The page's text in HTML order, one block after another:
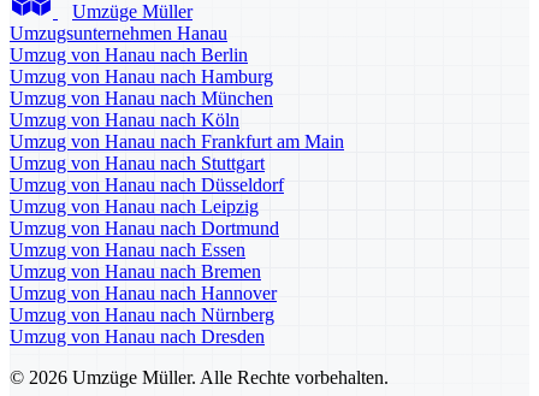
Umzüge Müller
Umzugsunternehmen Hanau
Umzug von Hanau nach Berlin
Umzug von Hanau nach Hamburg
Umzug von Hanau nach München
Umzug von Hanau nach Köln
Umzug von Hanau nach Frankfurt am Main
Umzug von Hanau nach Stuttgart
Umzug von Hanau nach Düsseldorf
Umzug von Hanau nach Leipzig
Umzug von Hanau nach Dortmund
Umzug von Hanau nach Essen
Umzug von Hanau nach Bremen
Umzug von Hanau nach Hannover
Umzug von Hanau nach Nürnberg
Umzug von Hanau nach Dresden
© 2026 Umzüge Müller. Alle Rechte vorbehalten.